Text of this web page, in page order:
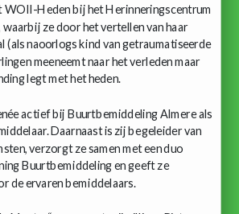
WOII-Heden bij het Herinneringscentrum
ze door het vertellen van haar
(als naoorlogs kind van getraumatiseerde
meeneemt naar het verleden maar
legt met het heden.
actief bij Buurtbemiddeling Almere als
Daarnaast is zij begeleider van
verzorgt ze samen met een duo
Buurtbemiddeling en geeft ze
de ervaren bemiddelaars.